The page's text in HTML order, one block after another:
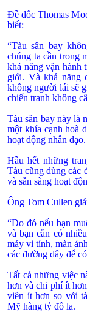
Đề đốc Thomas
biết:
“Tàu sân bay
chúng ta cần trong
khả năng vận hành
giới. Và khả năng
không người lái sẽ
chiến tranh không
Tàu sân bay này là
một khía cạnh hoà
hoạt động nhân đạo.
Hầu hết những
Tàu cũng dùng các
và sẵn sàng hoạt
Ông Tom Cullen
“Do đó nếu bạn
và bạn cần có
máy vi tính, màn
các đường dây để
Tất cả những việc
hơn và chi phí ít
viên ít hơn so với
Mỹ hàng tỷ đô la.